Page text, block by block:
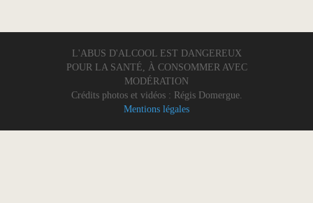
L'ABUS D'ALCOOL EST DANGEREUX
POUR LA SANTÉ, À CONSOMMER AVEC
MODÉRATION
Crédits photos et vidéos : Régis Domergue.
Mentions légales